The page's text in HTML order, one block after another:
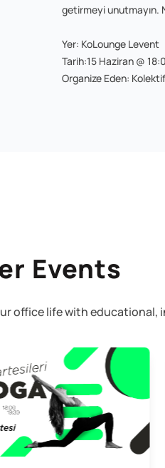
getirmeyi unutmayın.
Yer: KoLounge Levent
Tarih:15 Haziran @
Organize Eden:
Events
office life with